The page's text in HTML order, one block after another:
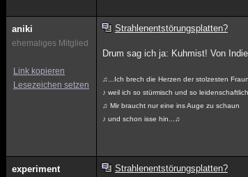
aniki
ehemaliges Mitglied
Link kopieren
Lesezeichen setzen
Strahlenentstörungsplatten?
Drum sag ich ja: Kuhmist! Von
♫...Ich brech die Herzen der stolzesten Fraun,
♪ weil ich so stürmisch und so leidenschaftlich
♫ Mir braucht nur eine ins Auge zu schaun
♪ und schon isse hin...♫
experiment Strahlenentstörungsplatten?